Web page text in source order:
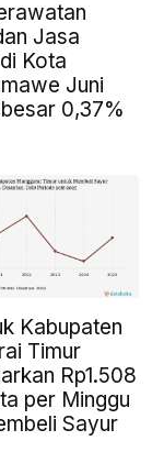
Jasa
Kota
Juni
0,37%
Kabupaten
Timur
Rp1.508
per Minggu
Sayur